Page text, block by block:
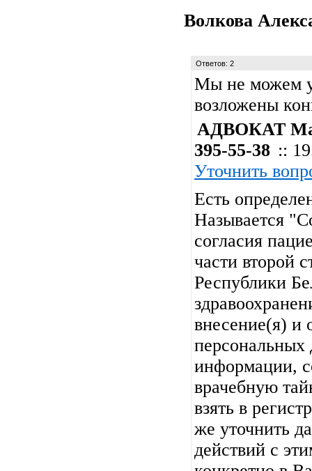
Волкова
Ответов: 2
Мы не можем
возложены
АДВОКАТ
395-55-38 ::
Уточнить
Есть
Называется
согласия
части второй
Республики
внесение(я) и
персональных
информации,
врачебную
взять в
же уточнить
действий с